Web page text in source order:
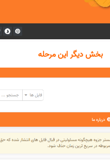
بخش دیگر این مرحله